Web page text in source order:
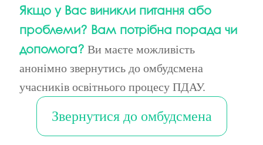
Якщо у Вас виникли питання або
проблеми? Вам потрібна порада чи
допомога? Ви маєте можливість
анонімно звернутись до омбудсмена
учасників освітнього процесу ПДАУ.
Звернутися до омбудсмена